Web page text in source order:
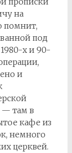
на
помнит,
под
х и 90-
и
— там в
кафе из
немного
церквей.